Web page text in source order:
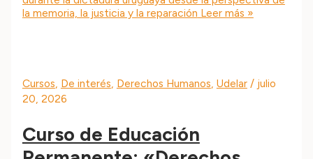
la memoria, la justicia y la reparación Leer más »
Cursos, De interés, Derechos Humanos, Udelar/ julio
20, 2026
Curso de Educación